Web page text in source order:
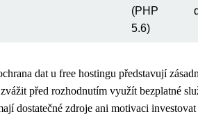
(PHP
5.6)
dat u free hostingu představují
před rozhodnutím využít bezplatné
dostatečné zdroje ani motivaci